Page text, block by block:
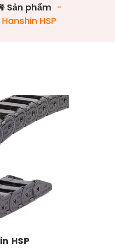
Sản phẩm -
HSP
HSP